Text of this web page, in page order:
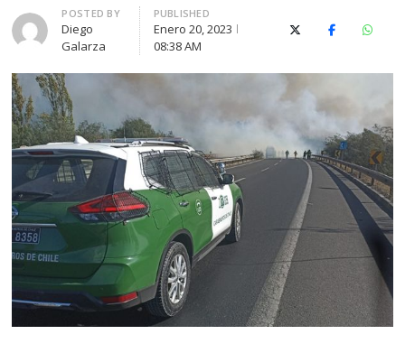
Author
POSTED BY
Diego
Galarza
PUBLISHED
Enero 20, 2023
08:38 AM
X (Twitter)Facebook